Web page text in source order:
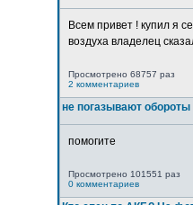
Всем привет ! купил я
воздуха владелец
Просмотрено 68757 раз
2 комментариев
не погазывают обороты
помогите
Просмотрено 101551 раз
0 комментариев